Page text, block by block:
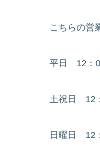
こちらの営
平日 12：
土祝日 12
日曜日 12